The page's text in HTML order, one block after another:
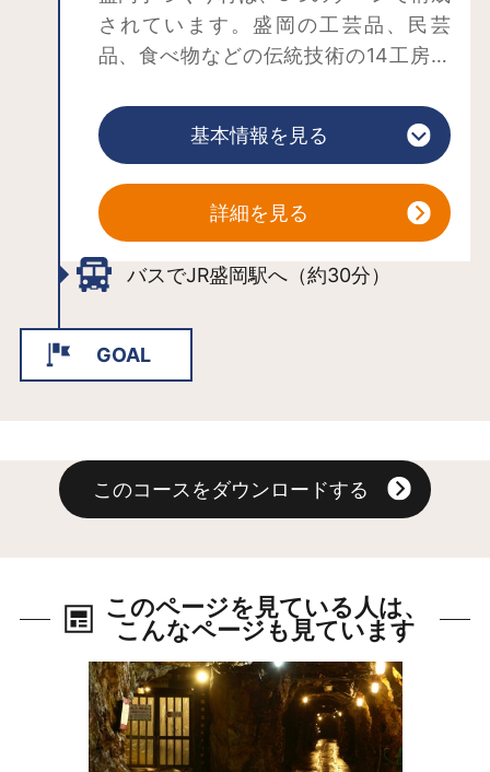
されています。盛岡の工芸品、民芸
品、食べ物などの伝統技術の14工房が
南部鉄器をはじめ4,000種類以上の地場
産品の展示販売が行われている「盛岡
馬産地であったこの地域特有の住居を
移築した「南部曲り家ゾーン」があり
ます。
さんの伝統手法を間近に見学できるほ
か、直接職人さんから手ほどきを受け
どもから大人まで楽しめます。
南部曲り家は江戸時代後期に建てられ
列されており、昔にタイムスリップし
たような感覚を味わうことができま
す。
基本情報を見る
詳細を見る
バスでJR盛岡駅へ（約30分）
GOAL
このコースをダウンロードする
このページを見ている人は、
こんなページも見ています
詳細はこちら